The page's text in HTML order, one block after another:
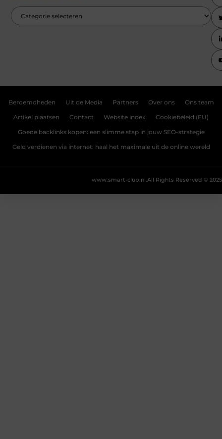
Beroemdheden Uit de Media Partners Over ons Ons team
Artikel plaatsen Contact Website index Cookiebeleid (EU)
Goede backlinks kopen: een slimme stap in jouw SEO-strategie
Geld verdienen via internet: haal het maximale uit de online wereld
All Rights Reserved © 2025
www.smart-club.nl.